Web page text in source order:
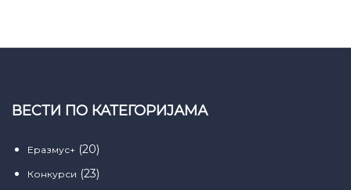
ВЕСТИ ПО КАТЕГОРИЈАМА
Еразмус+ (20)
Конкурси (23)